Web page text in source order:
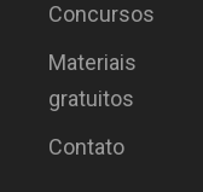
Concursos
Materiais
gratuitos
Contato